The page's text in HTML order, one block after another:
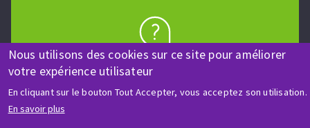
Nous utilisons des cookies sur ce site pour améliorer
votre expérience utilisateur
En cliquant sur le bouton Tout Accepter, vous acceptez son utilisation.
En savoir plus
AIDE & CONTACT
Une question ? Un renseignement ?